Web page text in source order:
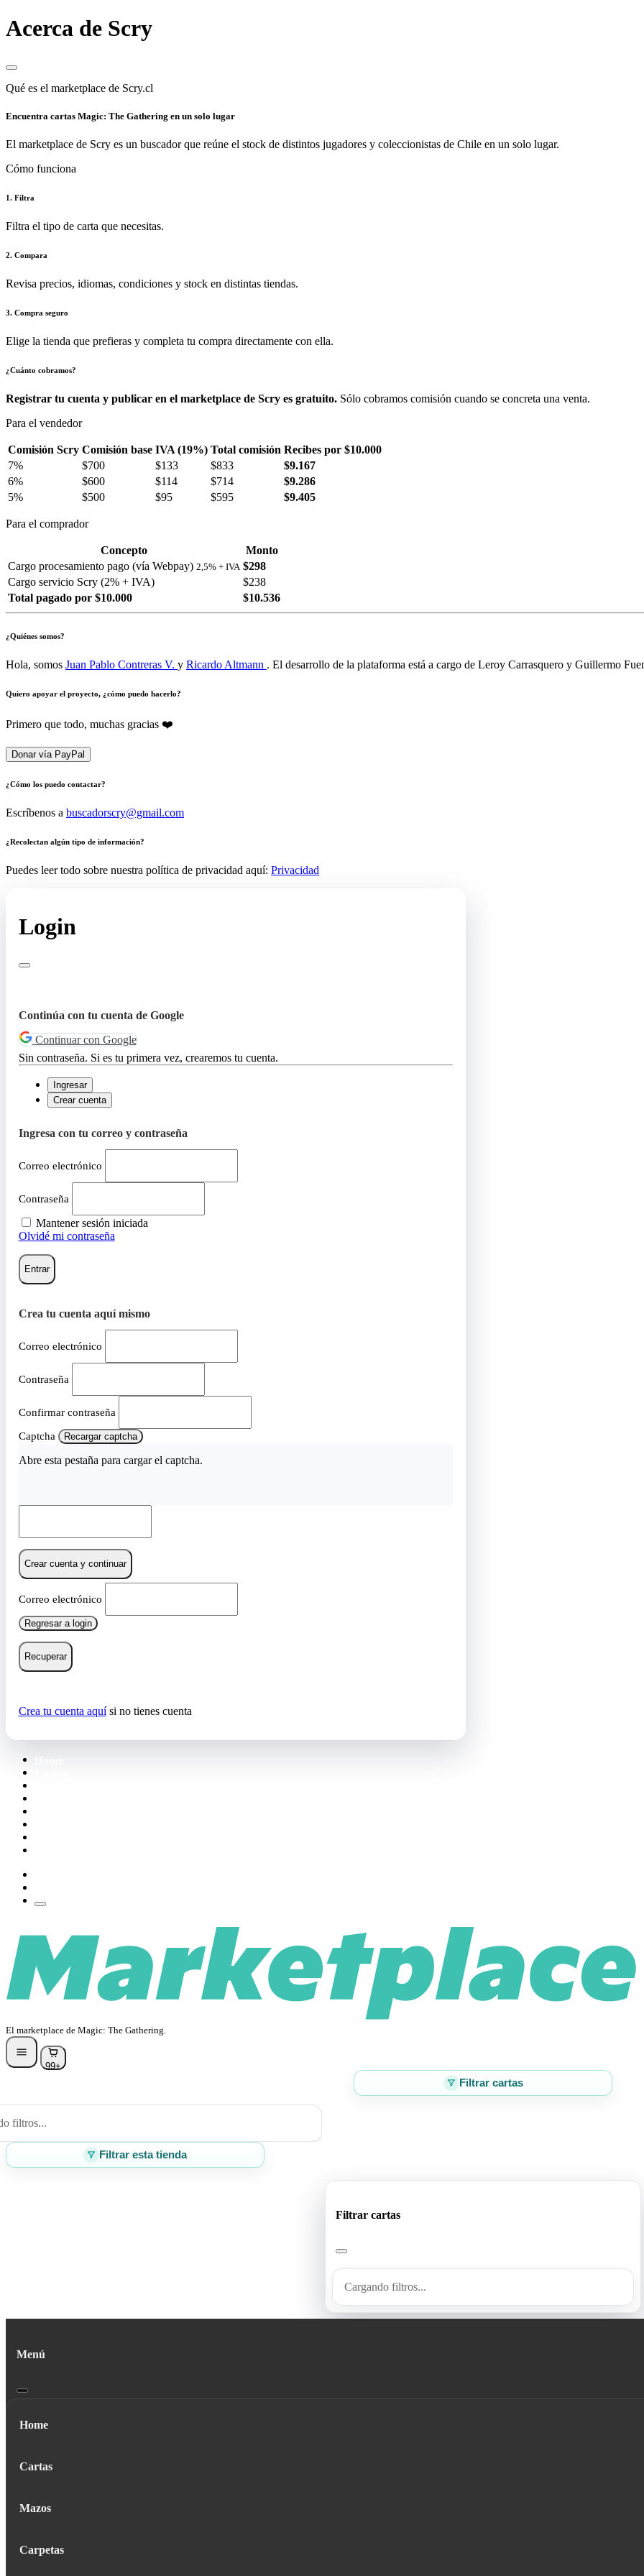
Acerca de Scry
Qué es el marketplace de Scry.cl
Encuentra cartas Magic: The Gathering en un solo lugar
El marketplace de Scry es un buscador que reúne el stock de distintos jugadores y coleccionistas de Chile en un solo lugar.
Cómo funciona
1. Filtra
Filtra el tipo de carta que necesitas.
2. Compara
Revisa precios, idiomas, condiciones y stock en distintas tiendas.
3. Compra seguro
Elige la tienda que prefieras y completa tu compra directamente con ella.
¿Cuánto cobramos?
Registrar tu cuenta y publicar en el marketplace de Scry es gratuito. Sólo cobramos comisión cuando se concreta una venta.
Para el vendedor
Comisión Scry Comisión base IVA (19%) Total comisión Recibes por $10.000
7%
$700 $133 $833
$9.167
6%
$600 $114 $714
$9.286
5%
$500 $95 $595 $9.405
Para el comprador
Concepto
Monto
Cargo procesamiento pago (vía Webpay) 2,5% + IVA $298
Cargo servicio Scry (2% + IVA)
$238
Total pagado por $10.000
$10.536
¿Quiénes somos?
Hola, somos Juan Pablo Contreras V. y Ricardo Altmann . El desarrollo de la plataforma está a cargo de Leroy Carrasquero y Guillermo
Quiero apoyar el proyecto, ¿cómo puedo hacerlo?
Primero que todo, muchas gracias ❤️
Donar vía PayPal
¿Cómo los puedo contactar?
Escríbenos a buscadorscry@gmail.com
¿Recolectan algún tipo de información?
Puedes leer todo sobre nuestra política de privacidad aquí: Privacidad
Login
Continúa con tu cuenta de Google
Continuar con Google
Sin contraseña. Si es tu primera vez, crearemos tu cuenta.
Ingresar
Crear cuenta
Ingresa con tu correo y contraseña
Correo electrónico
Contraseña
Mantener sesión iniciada
Olvidé mi contraseña
Entrar
Crea tu cuenta aquí mismo
Correo electrónico
Contraseña
Confirmar contraseña
Captcha Recargar captcha
Abre esta pestaña para cargar el captcha.
Crear cuenta y continuar
Correo electrónico
Regresar a login
Recuperar
Crea tu cuenta aquísi no tienes cuenta
El marketplace de Magic: The Gathering.
99+
Filtrar cartas
filtros...
Filtrar esta tienda
Filtrar cartas
Cargando filtros...
Menú
Home
Cartas
Mazos
Carpetas